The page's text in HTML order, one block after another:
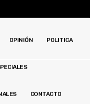
ECONOMÍA
OPINIÓN POLITICA
CONTACTO